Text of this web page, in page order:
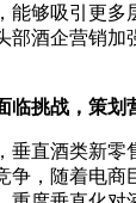
能够吸引更多
部酒企营销加
临挑战，策划
直酒类新零
争，随着电商